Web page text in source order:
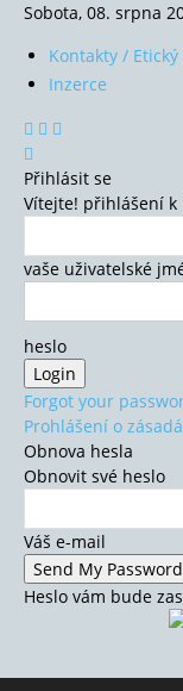
Sobota, 08. srpna
Kontakty / Etický
Inzerce
Přihlásit se
Vítejte! přihlášení k
vaše uživatelské
heslo
Forgot your
Prohlášení o
Obnova hesla
Obnovit své heslo
Váš e-mail
Heslo vám bude